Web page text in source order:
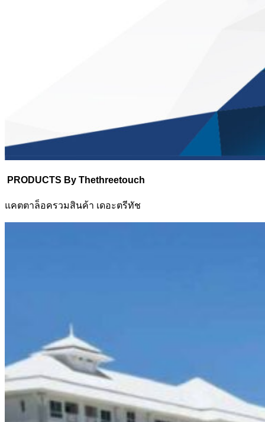
PRODUCTS By Thethreetouch
แคตตาล็อครวมสินค้า เดอะตรีทัช